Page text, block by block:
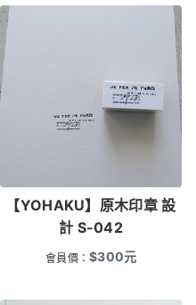
【YOHAKU】原木印章 設
計 S-042
會員價：$300元